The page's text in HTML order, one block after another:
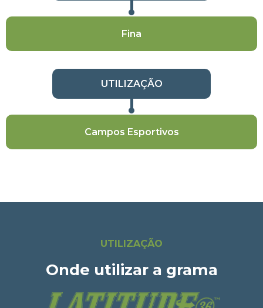
Fina
UTILIZAÇÃO
Campos Esportivos
UTILIZAÇÃO
Onde utilizar a grama